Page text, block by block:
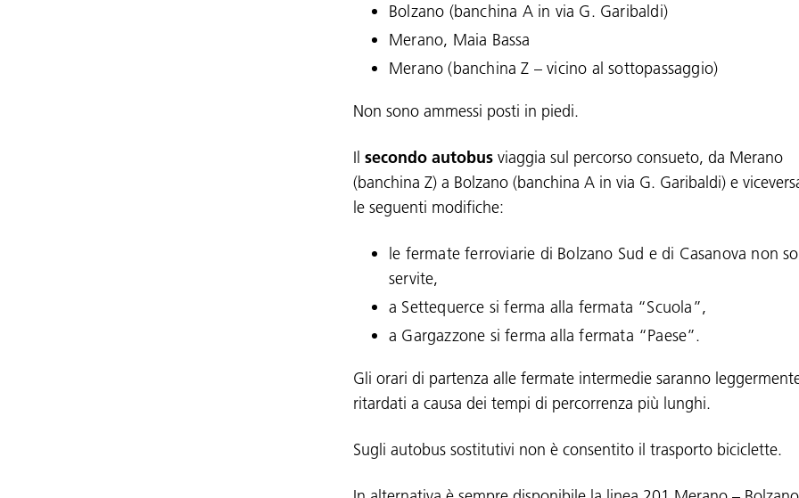
Bolzano (banchina A in via G. Garibaldi)
Merano, Maia Bassa
Merano (banchina Z – vicino al sottopassaggio)
Non sono ammessi posti in piedi.
Il secondo autobus viaggia sul percorso consueto, da Merano
(banchina Z) a Bolzano (banchina A in via G. Garibaldi) e
le seguenti modifiche:
le fermate ferroviarie di Bolzano Sud e di Casanova non
servite,
a Settequerce si ferma alla fermata “Scuola”,
a Gargazzone si ferma alla fermata “Paese”.
Gli orari di partenza alle fermate intermedie saranno
ritardati a causa dei tempi di percorrenza più lunghi.
Sugli autobus sostitutivi non è consentito il trasporto biciclette.